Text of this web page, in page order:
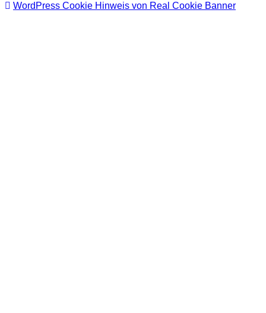
WordPress Cookie Hinweis von Real Cookie Banner